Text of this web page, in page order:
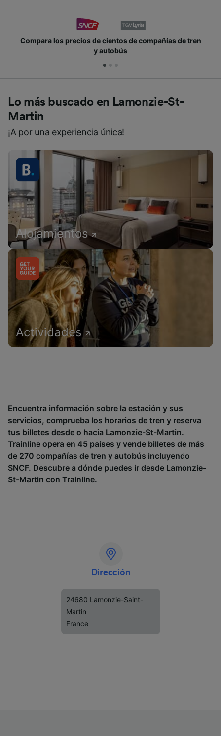
los precios de cientos de compañías de tren
Únete
Lo más buscado en Lamonzie-St-
Martin
¡A por una experiencia única!
Alojamientos
Actividades
Encuentra información sobre la estación y sus
servicios, comprueba los horarios de tren y reserva
tus billetes desde o hacia Lamonzie-St-Martin.
Trainline opera en 45 países y vende billetes de más
de 270 compañías de tren y autobús incluyendo
SNCF. Descubre a dónde puedes ir desde Lamonzie-
St-Martin con Trainline.
Dirección
24680 Lamonzie-Saint-
Martin
France